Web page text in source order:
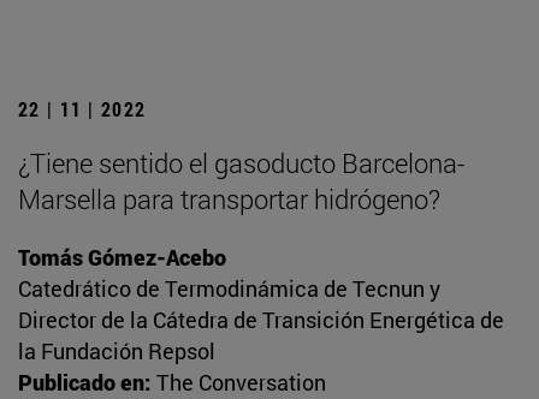
22 | 11 | 2022
¿Tiene sentido el gasoducto Barcelona-
Marsella para transportar hidrógeno?
Tomás Gómez-Acebo
Catedrático de Termodinámica de Tecnun y
Director de la Cátedra de Transición Energética de
la Fundación Repsol
Publicado en: The Conversation